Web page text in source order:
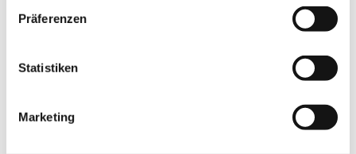
Präferenzen
Statistiken
Marketing